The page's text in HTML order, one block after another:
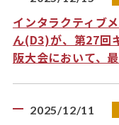
インタラクティブ
ん(D3)が、第27回
阪大会において、
2025/12/11